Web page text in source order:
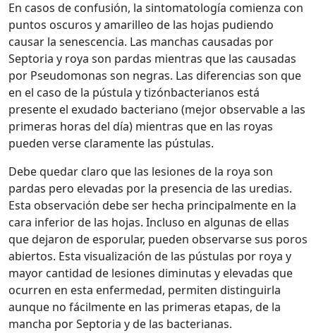
En casos de confusión, la sintomatología comienza con
puntos oscuros y amarilleo de las hojas pudiendo
causar la senescencia. Las manchas causadas por
Septoria y roya son pardas mientras que las causadas
por Pseudomonas son negras. Las diferencias son que
en el caso de la pústula y tizónbacterianos está
presente el exudado bacteriano (mejor observable a las
primeras horas del día) mientras que en las royas
pueden verse claramente las pústulas.
Debe quedar claro que las lesiones de la roya son
pardas pero elevadas por la presencia de las uredias.
Esta observación debe ser hecha principalmente en la
cara inferior de las hojas. Incluso en algunas de ellas
que dejaron de esporular, pueden observarse sus poros
abiertos. Esta visualización de las pústulas por roya y
mayor cantidad de lesiones diminutas y elevadas que
ocurren en esta enfermedad, permiten distinguirla
aunque no fácilmente en las primeras etapas, de la
mancha por Septoria y de las bacterianas.